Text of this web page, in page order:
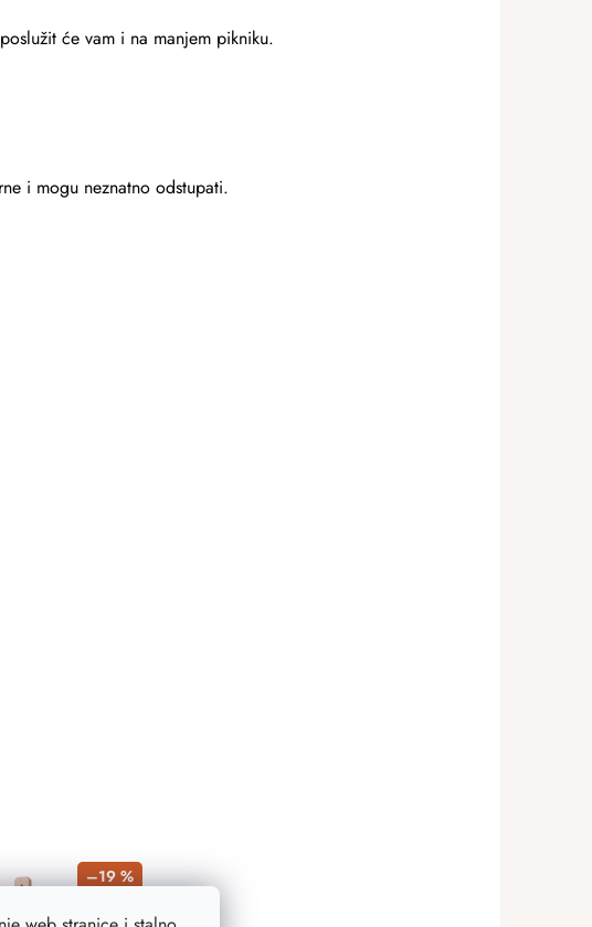
će vam i na manjem pikniku.
i mogu neznatno odstupati.
–19 %